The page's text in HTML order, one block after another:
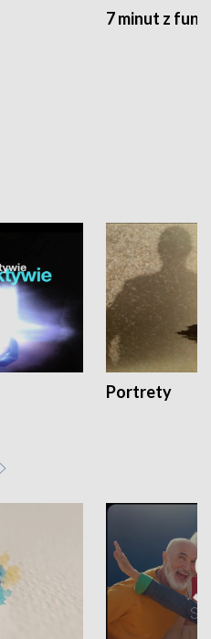
7 minut z
Portrety